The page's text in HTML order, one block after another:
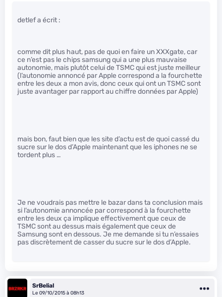
detlef a écrit :
comme dit plus haut, pas de quoi en faire un XXXgate, car
ce n’est pas le chips samsung qui a une plus mauvaise
autonomie, mais plutôt celui de TSMC qui est juste meilleur
(l’autonomie annoncé par Apple correspond a la fourchette
entre les deux a mon avis, donc ceux qui ont un TSMC sont
juste avantager par rapport au chiffre données par Apple)
mais bon, faut bien que les site d’actu est de quoi cassé du
sucre sur le dos d’Apple maintenant que les iphones ne se
tordent plus …
Je ne voudrais pas mettre le bazar dans ta conclusion mais
si l’autonomie annoncée par correspond à la fourchette
entre les deux ça implique effectivement que ceux de
TSMC sont au dessus mais également que ceux de
Samsung sont en dessous. Je me demande si tu n’essaies
pas discrètement de casser du sucre sur le dos d’Apple.
SrBelial
Le 09/10/2015 à 08h13